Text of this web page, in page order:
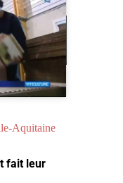
marketing
Aquitaine
fait leur